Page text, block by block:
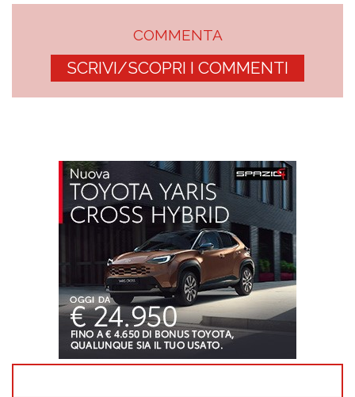
COMMENTA
SCRIVI/SCOPRI I COMMENTI